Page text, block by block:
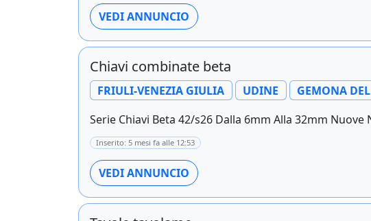
VEDI ANNUNCIO
Chiavi combinate beta
FRIULI-VENEZIA GIULIA UDINE GEMONA
Serie Chiavi Beta 42/s26 Dalla 6mm Alla 32mm Nuove
Inserito: 5 mesi fa alle 12:53
VEDI ANNUNCIO